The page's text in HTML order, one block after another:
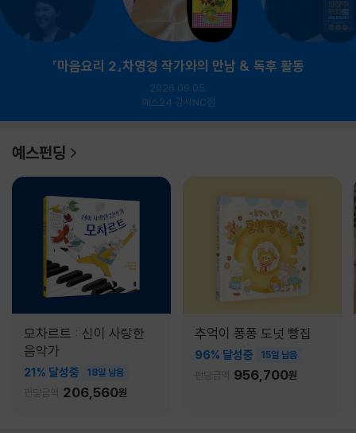
『마음요리 2』차영경 작가와의 만남 & 독후 활동
2026.09.05.
예스24 강서NC점
예스펀딩
모차르트 : 신이 사랑한
음악가
21% 달성중 18일 남음
펀딩금액 206,560원
추억이 퐁퐁 도넛 빵집
96% 달성중 15일 남음
펀딩금액 956,700원